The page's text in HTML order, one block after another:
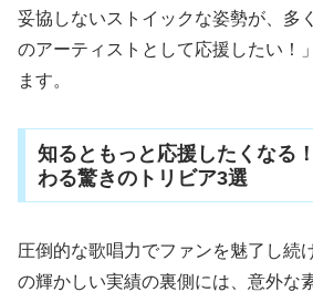
妥協しないストイックな姿勢が、多
のアーティストとして応援したい！
ます。
知るともっと応援したくなる
わる驚きのトリビア3選
圧倒的な歌唱力でファンを魅了し続
の輝かしい実績の裏側には、意外な